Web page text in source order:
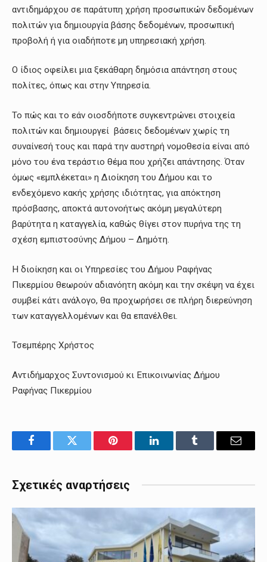
αντιδημάρχου σε παράτυπη χρήση προσωπικών δεδομένων
πολιτών για δημιουργία βάσης δεδομένων, προσωπική
προβολή ή για οιαδήποτε μη υπηρεσιακή χρήση.
Ο ίδιος οφείλει μια ξεκάθαρη δημόσια απάντηση στους
πολίτες, όπως και στην Υπηρεσία.
Το πώς και το εάν οιοσδήποτε συγκεντρώνει στοιχεία
πολιτών και δημιουργεί βάσεις δεδομένων χωρίς τη
συναίνεσή τους και παρά την αυστηρή νομοθεσία είναι από
μόνο του ένα τεράστιο θέμα που χρήζει απάντησης. Όταν
όμως «εμπλέκεται» η Διοίκηση του Δήμου και το
ενδεχόμενο κακής χρήσης ιδιότητας, για απόκτηση
πρόσβασης, αποκτά αυτονοήτως ακόμη μεγαλύτερη
βαρύτητα η καταγγελία, καθώς θίγει στον πυρήνα της τη
σχέση εμπιστοσύνης Δήμου – Δημότη.
Η διοίκηση και οι Υπηρεσίες του Δήμου Ραφήνας
Πικερμίου θεωρούν αδιανόητη ακόμη και την σκέψη να έχει
συμβεί κάτι ανάλογο, θα προχωρήσει σε πλήρη διερεύνηση
των καταγγελλομένων και θα επανέλθει.
Τσεμπέρης Χρήστος
Αντιδήμαρχος Συντονισμού κι Επικοινωνίας Δήμου
Ραφήνας Πικερμίου
FacebookTwitter Pinterest LinkedInTumblr Email
Σχετικές αναρτήσεις